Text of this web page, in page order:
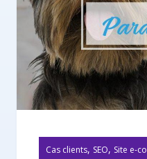
Cas clients, SEO, Site e-